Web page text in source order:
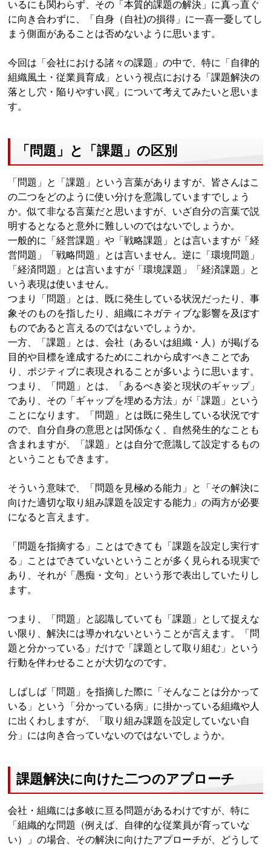
いるにも関わらず、その「本質的課題の解決」に真っ直ぐ
に向き合わずに、「自身（自社)の損得」に一喜一憂してし
まう側面があることは否めないように思います。
今回は「会社における諸々の課題」の中で、特に「自律的
組織風土・従業員育成」という視点における「課題解決の
落とし穴・陥りやすい罠」について考えてみたいと思いま
す。
「問題」と「課題」の区別
「問題」と「課題」という言葉がありますが、皆さんはこ
の二つをどのように使い分けを意識していますでしょう
か。似て非なる言葉だと思いますが、いざ自分の言葉で説
明するとなると意外に難しいのではないでしょうか。
一般的に「経営課題」や「戦略課題」とは言いますが「経
営問題」「戦略問題」とは言いません。逆に「環境問題」
「経済問題」とは言いますが「環境課題」「経済課題」と
いう表現は使いません。
つまり「問題」とは、既に発生している状況だったり、事
象そのものを指したり、組織にネガティブな影響を及ぼす
ものであると言えるのではないでしょうか。
一方、「課題」とは、会社（あるいは組織・人）が掲げる
目的や目標を達成するためにこれから成すべきことであ
り、ポジティブに表現されることが多いように思います。
つまり、「問題」とは、「あるべき姿と現状のギャップ」
であり、その「ギャップを埋める方法」が「課題」という
ことになります。「問題」とは既に発生している状況です
ので、自分自身の意思とは関係なく、自然発生的なことも
含まれますが、「課題」とは自分で意識して設定するもの
ということもできます。
そういう意味で、「問題を見極める能力」と「その解決に
向けた適切な取り組み課題を設定する能力」の両方が必要
になると言えます。
「問題を指摘する」ことはできても「課題を設定し実行す
る」ことはできていないということが多く見られる現実で
あり、それが「愚痴・文句」という形で表出していたりし
ます。
つまり、「問題」と認識していても「課題」として捉えな
い限り、解決には導かれないということが言えます。「問
題と分かっている」だけで「課題として取り組む」という
行動を伴わせることが大切なのです。
しばしば「問題」を指摘した際に「そんなことは分かって
いる」という「分かっている病」に掛かっている組織や人
に出くわしますが、「取り組み課題を設定していない自
分」には向き合っていないのではないでしょうか。
課題解決に向けた二つのアプローチ
会社・組織には多岐に亘る問題があるわけですが、特に
「組織的な問題（例えば、自律的な従業員が育っていな
い）」の場合、その解決に向けたアプローチが、どうして